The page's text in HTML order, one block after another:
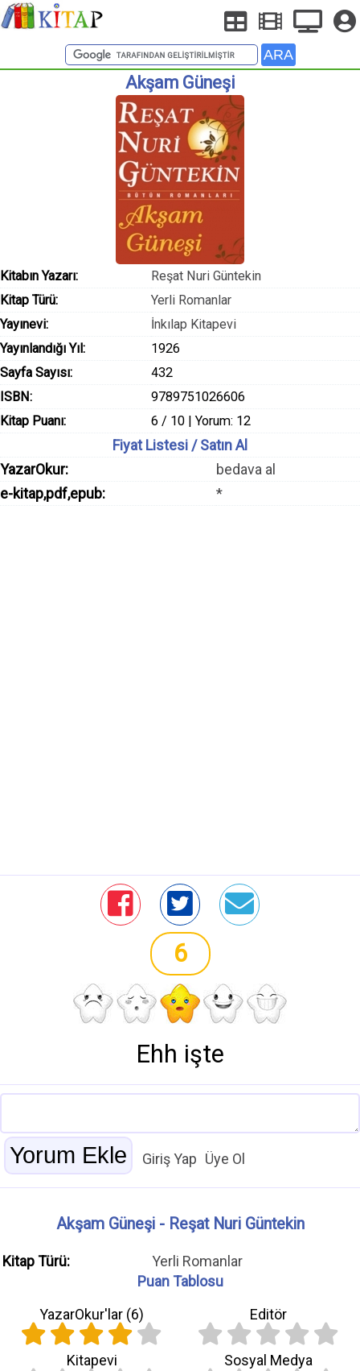
Akşam Güneşi
Kitabın Yazarı:
Reşat Nuri Güntekin
Kitap Türü:
Yerli Romanlar
Yayınevi:
İnkılap Kitapevi
Yayınlandığı Yıl:
1926
Sayfa Sayısı:
432
ISBN:
9789751026606
Kitap Puanı:
6 / 10 | Yorum: 12
Fiyat Listesi / Satın Al
YazarOkur:
bedava al
e-kitap,pdf,epub:
*
6
Ehh işte
Giriş Yap Üye Ol
Akşam Güneşi - Reşat Nuri Güntekin
Kitap Türü:
Yerli Romanlar
Puan Tablosu
YazarOkur'lar (6) Editör
Kitapevi Sosyal Medya